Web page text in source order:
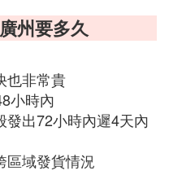
州要多久
也非常貴
小時內
出72小時內遲4天內
區域發貨情況